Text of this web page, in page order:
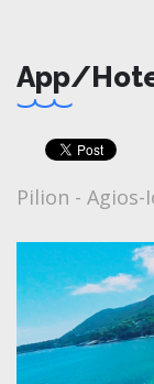
App/
Pilion - Agios-